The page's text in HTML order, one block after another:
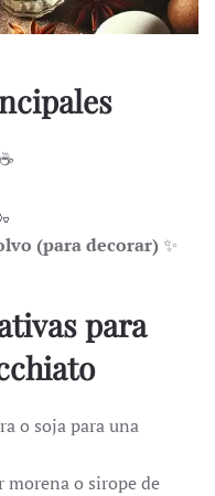
☕
(para decorar)✨
para
o soja para una
morena o sirope de